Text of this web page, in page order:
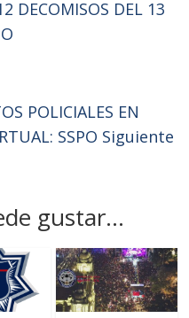
DECOMISOS DEL 13
POLICIALES EN
SSPO Siguiente
gustar...